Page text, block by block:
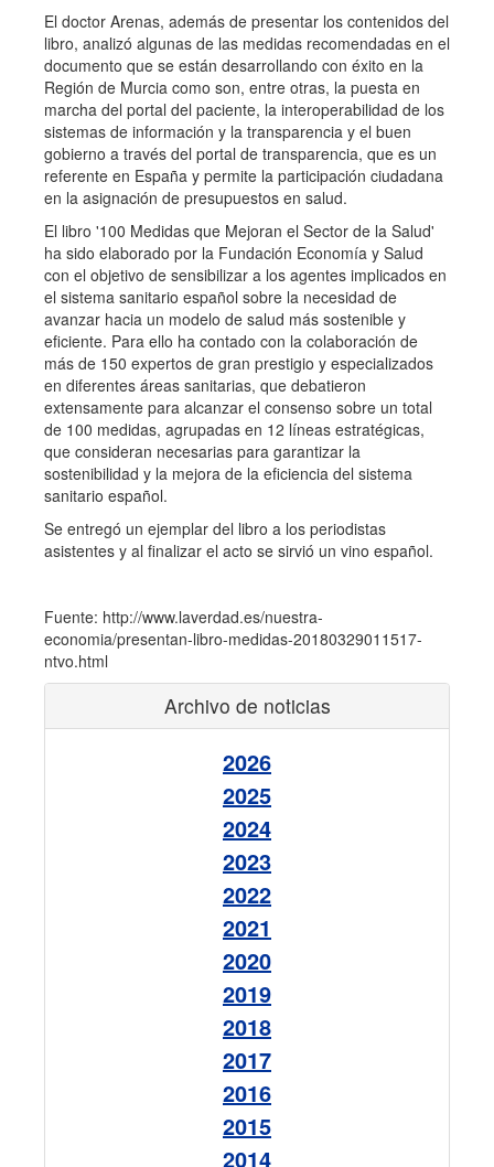
El doctor Arenas, además de presentar los contenidos del
libro, analizó algunas de las medidas recomendadas en el
documento que se están desarrollando con éxito en la
Región de Murcia como son, entre otras, la puesta en
marcha del portal del paciente, la interoperabilidad de los
sistemas de información y la transparencia y el buen
gobierno a través del portal de transparencia, que es un
referente en España y permite la participación ciudadana
en la asignación de presupuestos en salud.
El libro '100 Medidas que Mejoran el Sector de la Salud'
ha sido elaborado por la Fundación Economía y Salud
con el objetivo de sensibilizar a los agentes implicados en
el sistema sanitario español sobre la necesidad de
avanzar hacia un modelo de salud más sostenible y
eficiente. Para ello ha contado con la colaboración de
más de 150 expertos de gran prestigio y especializados
en diferentes áreas sanitarias, que debatieron
extensamente para alcanzar el consenso sobre un total
de 100 medidas, agrupadas en 12 líneas estratégicas,
que consideran necesarias para garantizar la
sostenibilidad y la mejora de la eficiencia del sistema
sanitario español.
Se entregó un ejemplar del libro a los periodistas
asistentes y al finalizar el acto se sirvió un vino español.
Fuente: http://www.laverdad.es/nuestra-
economia/presentan-libro-medidas-20180329011517-
ntvo.html
Archivo de noticias
2026
2025
2024
2023
2022
2021
2020
2019
2018
2017
2016
2015
2014